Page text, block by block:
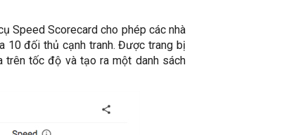
Speed Scorecard cho phép các nhà
10 đối thủ cạnh tranh. Được trang bị
trên tốc độ và tạo ra một danh sách